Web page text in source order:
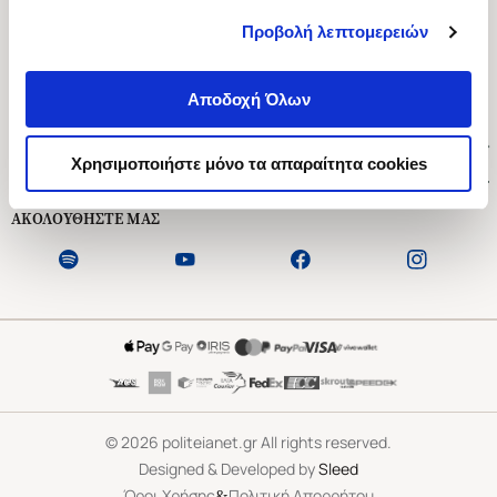
Προβολή λεπτομερειών
Αποδοχή Όλων
Χρησιμοποιήστε μόνο τα απαραίτητα cookies
Ασκληπιού 1-3, Αθήνα 106 79
Δευτέρα - Παρασκευή 09:00-21:00
Εξυπηρέτηση Πελατών
ΑΚΟΛΟΥΘΗΣΤΕ ΜΑΣ
©2026 politeianet.gr All rights reserved.
Designed & Developed bySleed